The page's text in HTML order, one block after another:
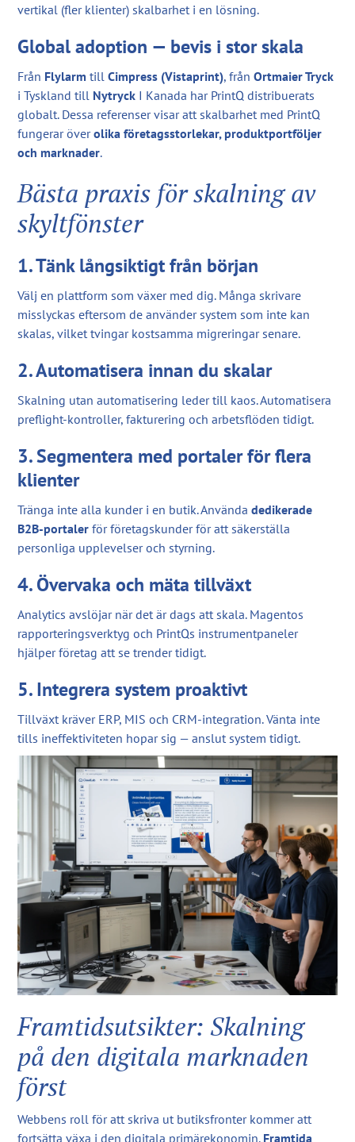
vertikal (fler klienter) skalbarhet i en lösning.
Global adoption — bevis i stor skala
Från Flylarm tillCimpress (Vistaprint), frånOrtmaier Tryck
i Tyskland till Nytryck I Kanada har PrintQ distribuerats
globalt. Dessa referenser visar att skalbarhet med PrintQ
fungerar överolika företagsstorlekar, produktportföljer
och marknader.
Bästa praxis för skalning av
skyltfönster
1. Tänk långsiktigt från början
Välj en plattform som växer med dig. Många skrivare
misslyckas eftersom de använder system som inte kan
skalas, vilket tvingar kostsamma migreringar senare.
2. Automatisera innan du skalar
Skalning utan automatisering leder till kaos. Automatisera
preflight-kontroller, fakturering och arbetsflöden tidigt.
3. Segmentera med portaler för flera
klienter
Tränga inte alla kunder i en butik. Användadedikerade
B2B-portaler för företagskunder för att säkerställa
personliga upplevelser och styrning.
4. Övervaka och mäta tillväxt
Analytics avslöjar när det är dags att skala. Magentos
rapporteringsverktyg och PrintQs instrumentpaneler
hjälper företag att se trender tidigt.
5. Integrera system proaktivt
Tillväxt kräver ERP, MIS och CRM-integration. Vänta inte
tills ineffektiviteten hopar sig — anslut system tidigt.
Framtidsutsikter: Skalning
på den digitala marknaden
först
Webbens roll för att skriva ut butiksfronter kommer att
fortsätta växa i den digitala primärekonomin. Framtida